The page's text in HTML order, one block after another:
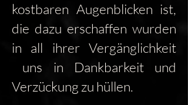
kostbaren Augenblicken ist,
die dazu erschaffen wurden
in all ihrer Vergänglichkeit
uns in Dankbarkeit und
Verzückung zu hüllen.